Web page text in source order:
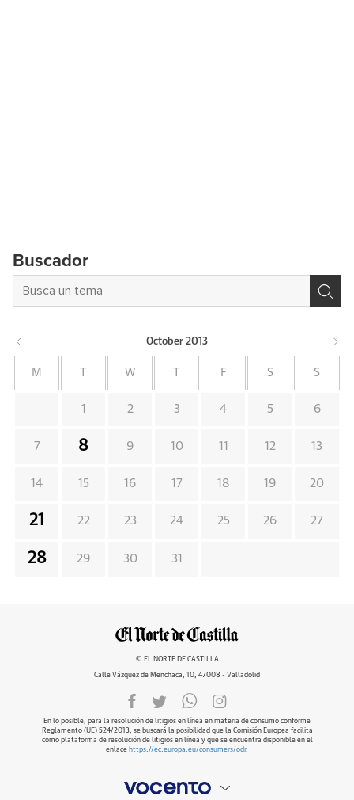
Buscador
October 2013
M W F S S
1 2 3 4 5 6
7 8 9 10 11 12 13
14 15 16 17 18 19 20
21 22 23 24 25 26 27
28 29 30 31
© EL NORTE DE CASTILLA
Calle Vázquez de Menchaca, 10, 47008 - Valladolid
En lo posible, para la resolución de litigios en línea en materia de consumo conforme
Reglamento (UE) 524/2013, se buscará la posibilidad que la Comisión Europea facilita
como plataforma de resolución de litigios en línea y que se encuentra disponible en el
enlace https://ec.europa.eu/consumers/odr.